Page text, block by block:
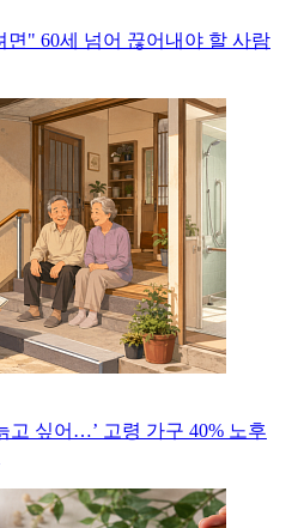
면" 60세 넘어 끊어내야 할 사람
고 싶어…’ 고령 가구 40% 노후